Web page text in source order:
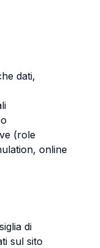
dati,
(role
online
di
sul sito